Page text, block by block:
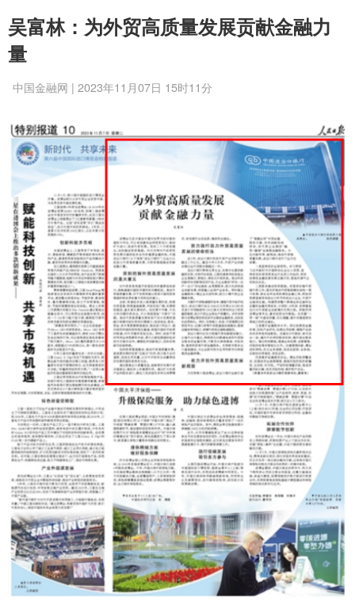
吴富林：为外贸高质量发展贡献金融力
量
中国金融网 | 2023年11月07日 15时11分